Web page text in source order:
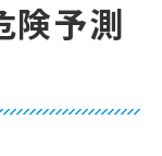
険予測